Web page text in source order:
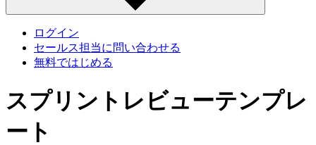
ログイン
セールス担当に問い合わせる
無料ではじめる
スプリントレビューテンプレ
ート